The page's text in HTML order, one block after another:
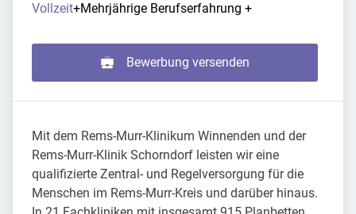
Vollzeit+Mehrjährige Berufserfahrung +
Bewerbung versenden
Mit dem Rems-Murr-Klinikum Winnenden und der
Rems-Murr-Klinik Schorndorf leisten wir eine
qualifizierte Zentral- und Regelversorgung für die
Menschen im Rems-Murr-Kreis und darüber hinaus.